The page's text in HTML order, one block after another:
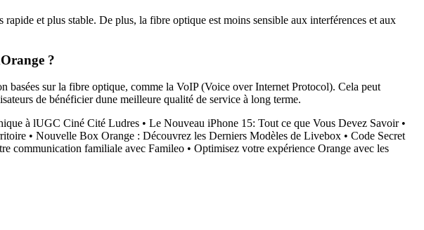
et plus stable. De plus, la fibre optique est moins sensible aux interférences et aux
?
sur la fibre optique, comme la VoIP (Voice over Internet Protocol). Cela peut
de bénéficier dune meilleure qualité de service à long terme.
à lUGC Ciné Cité Ludres • Le Nouveau iPhone 15: Tout ce que Vous Devez Savoir•
• Nouvelle Box Orange : Découvrez les Derniers Modèles de Livebox • Code Secret
communication familiale avec Famileo • Optimisez votre expérience Orange avec les